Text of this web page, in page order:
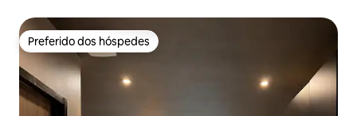
Preferido dos hóspedes
Preferido dos hóspedes